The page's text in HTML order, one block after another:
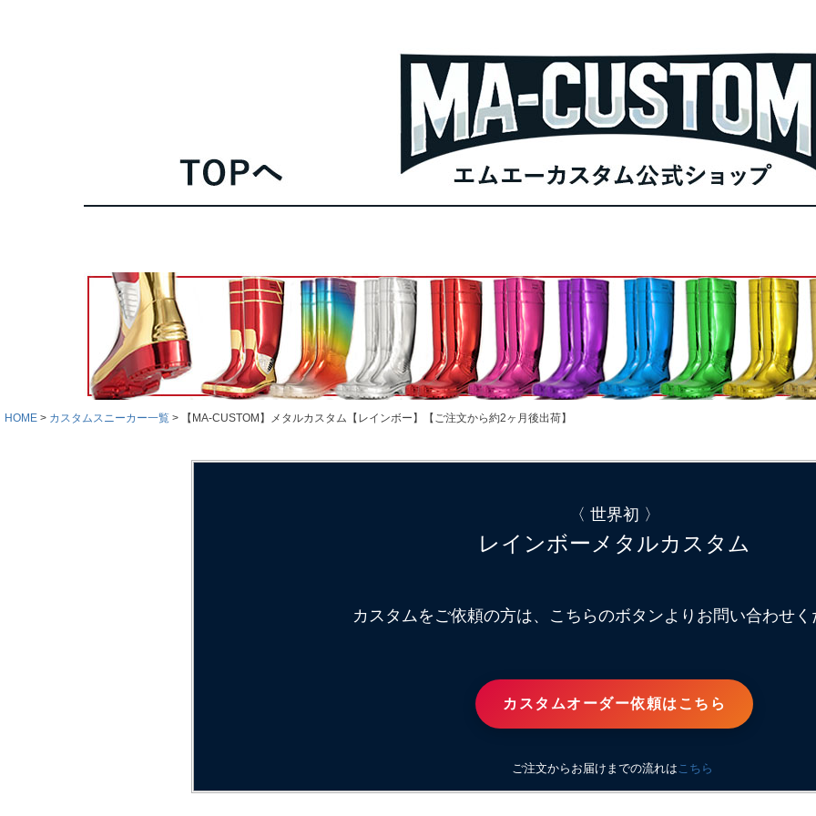
HOME カスタムスニーカー一覧 【MA-CUSTOM】メタルカスタム【レインボー】【ご注文から約2ヶ月後出荷】
〈 世界初 〉
レインボーメタルカスタム
カスタムをご依頼の方は、こちらのボタンよりお問い合わせく
カスタムオーダー依頼はこちら
ご注文からお届けまでの流れはこちら